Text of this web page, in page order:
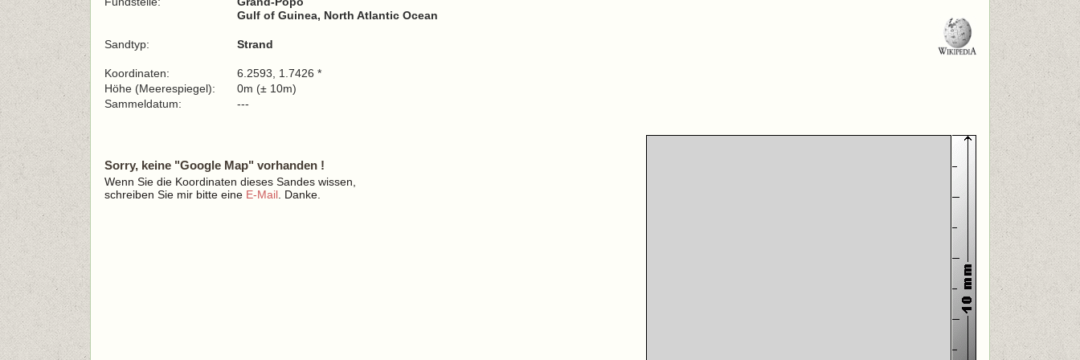
Gulf of Guinea, North Atlantic Ocean
Sandtyp: Strand
Koordinaten:
6.2593, 1.7426 *
Höhe (Meerespiegel):
0m (± 10m)
Sammeldatum:
---
Sorry, keine "Google Map" vorhanden !
Wenn Sie die Koordinaten dieses Sandes wissen,
schreiben Sie mir bitte eine E-Mail . Danke.